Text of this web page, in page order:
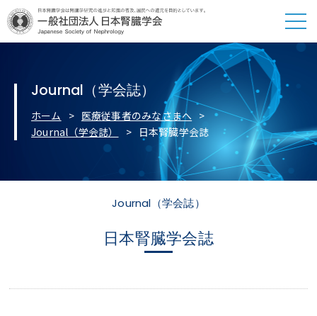
Journal（学会誌）
ホーム
医療従事者のみなさまへ
Journal（学会誌）
日本腎臓学会誌
Journal（学会誌）
日本腎臓学会誌